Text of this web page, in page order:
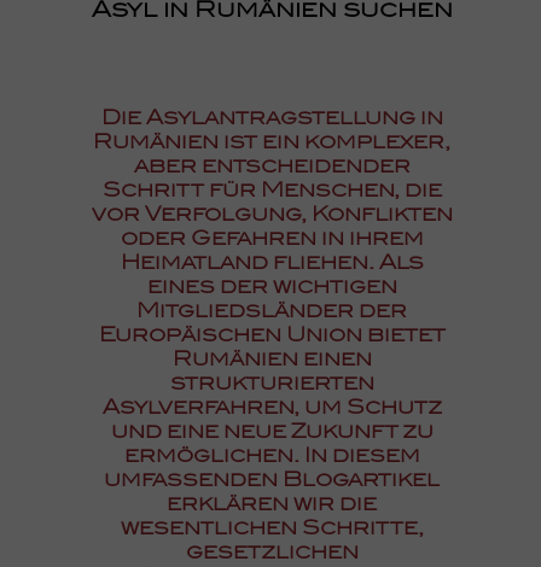
Asyl in Rumänien suchen
Die Asylantragstellung in
Rumänien ist ein komplexer,
aber entscheidender
Schritt für Menschen, die
vor Verfolgung, Konflikten
oder Gefahren in ihrem
Heimatland fliehen. Als
eines der wichtigen
Mitgliedsländer der
Europäischen Union bietet
Rumänien einen
strukturierten
Asylverfahren, um Schutz
und eine neue Zukunft zu
ermöglichen. In diesem
umfassenden Blogartikel
erklären wir die
wesentlichen Schritte,
gesetzlichen